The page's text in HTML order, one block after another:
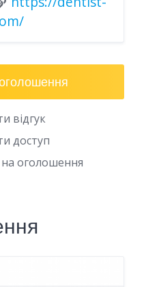
відгук
доступ
оголошення